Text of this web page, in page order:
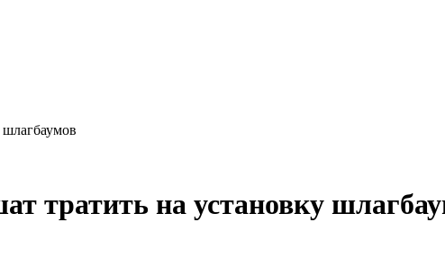
шлагбаумов
тратить на установку